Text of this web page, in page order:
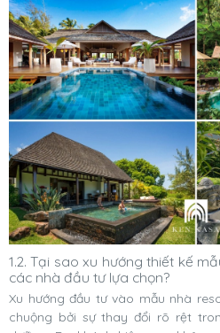
1.2. Tại sao xu hướng thiết kế
các nhà đầu tư lựa chọn?
Xu hướng đầu tư vào mẫu nhà
chuộng bởi sự thay đổi rõ rệt